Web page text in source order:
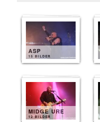
ASP
15 BILDER
MIDGE URE
12 BILDER